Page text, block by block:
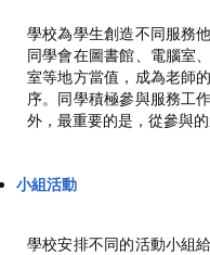
學校為學生創造不同服務
同學會在圖書館、電腦室
室等地方當值，成為老師
序。同學積極參與服務工
外，最重要的是，從參與
小組活動
學校安排不同的活動小組